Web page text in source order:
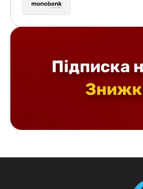
Підписка